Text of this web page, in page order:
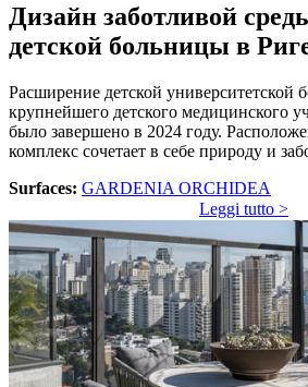
Дизайн заботливой
детской больницы в
Расширение детской университетской
крупнейшего детского медицинского
было завершено в 2024 году.
комплекс сочетает в себе природу и
Surfaces: GARDENIA ORCHIDEA
Leggi tutto >